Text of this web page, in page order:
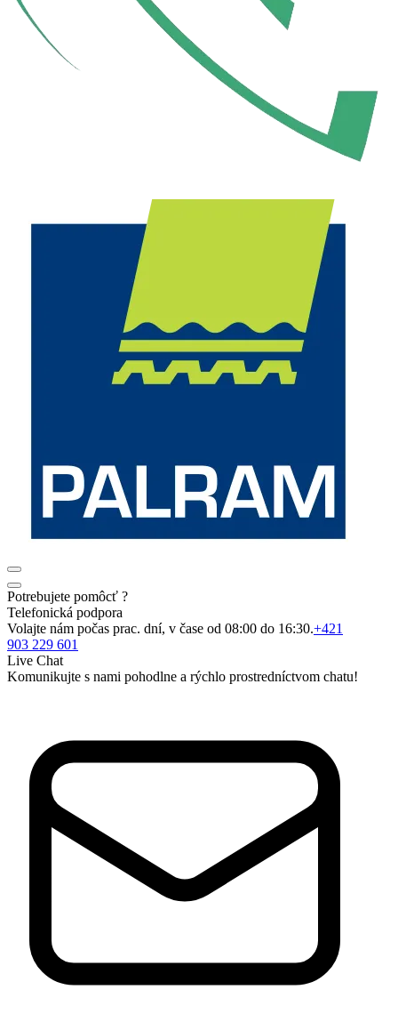
Potrebujete pomôcť ?
Telefonická podpora
Volajte nám počas prac. dní, v čase od 08:00 do 16:30.+421
903 229 601
Live Chat
Komunikujte s nami pohodlne a rýchlo prostredníctvom chatu!